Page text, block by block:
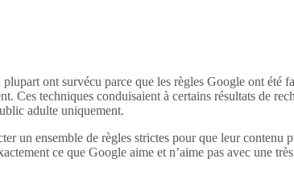
ont survécu parce que les règles Google ont été
Ces techniques conduisaient à certains résultats de
adulte uniquement.
un ensemble de règles strictes pour que leur contenu
ce que Google aime et n’aime pas avec une